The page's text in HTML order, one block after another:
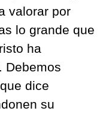
valorar por
lo grande que
ha
Debemos
dice
su